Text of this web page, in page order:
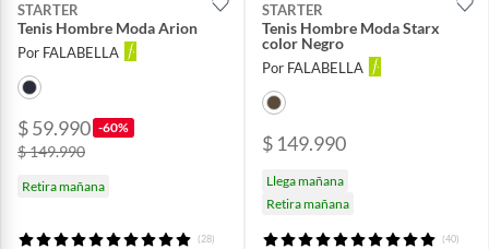
STARTER
Tenis Hombre Moda Arion
Por FALABELLA
$ 59.990 -60%
$ 149.990
Retira mañana
(28)
STARTER
Tenis Hombre Moda Starx
color Negro
Por FALABELLA
$ 149.990
Llega mañana
Retira mañana
(40)